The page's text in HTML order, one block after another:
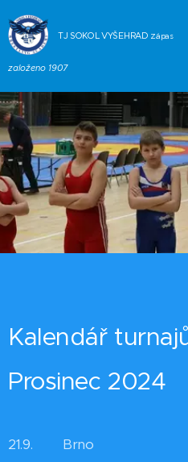
TJ SOKOL VYŠEHRAD Zápas
založeno 1907
Kalendář
Prosinec 2024
21.9. Brno